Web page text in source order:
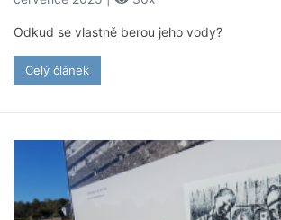
Odkud se vlastně berou jeho vody?
Celý článek